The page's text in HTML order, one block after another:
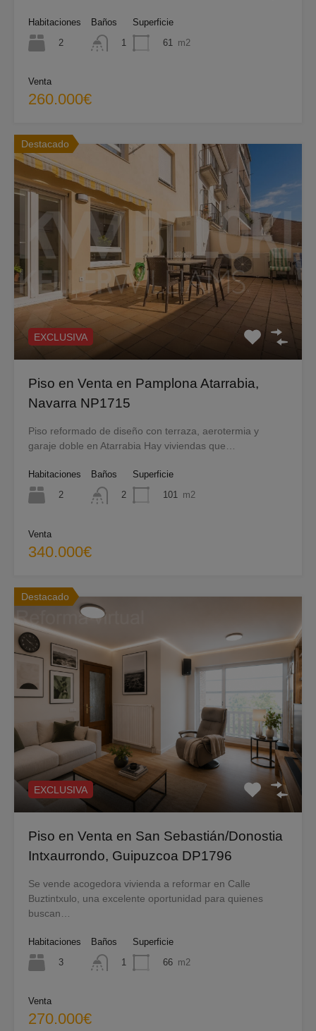
Habitaciones
2
Baños
1
Superficie
61
m2
Venta
260.000€
Destacado
EXCLUSIVA
Piso en Venta en Pamplona Atarrabia,
Navarra NP1715
Piso reformado de diseño con terraza, aerotermia y
garaje doble en Atarrabia Hay viviendas que…
Habitaciones
2
Baños
2
Superficie
101 m2
Venta
340.000€
Destacado
EXCLUSIVA
Piso en Venta en San Sebastián/Donostia
Intxaurrondo, Guipuzcoa DP1796
Se vende acogedora vivienda a reformar en Calle
Buztintxulo, una excelente oportunidad para quienes
buscan…
Habitaciones
3
Baños
1
Superficie
66 m2
Venta
270.000€